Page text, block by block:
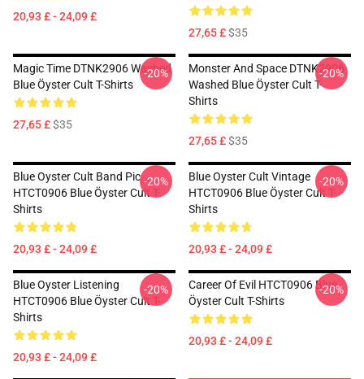
20,93 £ - 24,09 £
27,65 £$35
Magic Time DTNK2906 Washed
Blue Öyster Cult T-Shirts
27,65 £$35
-20%
Monster And Space DTNK2906
Washed Blue Öyster Cult T-
Shirts
27,65 £$35
-20%
Blue Oyster Cult Band Pic
HTCT0906 Blue Öyster Cult T-
Shirts
20,93 £ - 24,09 £
-20%
Blue Oyster Cult Vintage
HTCT0906 Blue Öyster Cult T-
Shirts
20,93 £ - 24,09 £
-20%
Blue Oyster Listening
HTCT0906 Blue Öyster Cult T-
Shirts
20,93 £ - 24,09 £
-20%
Career Of Evil HTCT0906 Blue
Öyster Cult T-Shirts
20,93 £ - 24,09 £
-20%